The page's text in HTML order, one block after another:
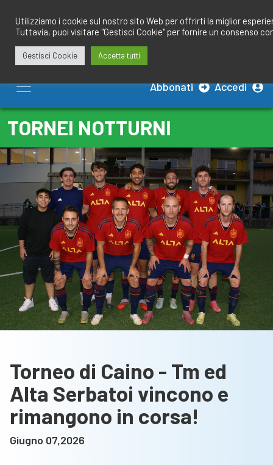
contenuto
Abbonati Accedi
TORNEI NOTTURNI
Torneo di Caino - Tm ed
Alta Serbatoi vincono e
rimangono in corsa!
Giugno 07,2026
Utilizziamo i cookie sul nostro sito Web per offrirti la miglior
Tuttavia, puoi visitare "Gestisci Cookie" per fornire un consenso
Gestisci Cookie Accetta tutti